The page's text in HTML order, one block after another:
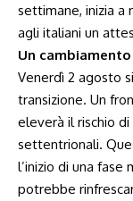
settimane, inizia a
agli italiani un
Un cambiamento
Venerdì 2 agosto
transizione. Un
eleverà il rischio
settentrionali.
l’inizio di una fase
potrebbe